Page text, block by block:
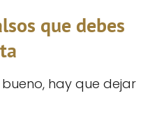
que debes
hay que dejar